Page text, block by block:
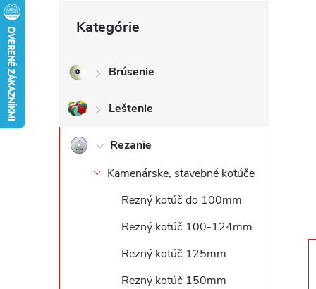
č
n
ý
kategórie
Kategórie
Brúsenie
Leštenie
Rezanie
Kamenárske, stavebné kotúče
Rezný kotúč do 100mm
Rezný kotúč 100-124mm
Rezný kotúč 125mm
Rezný kotúč 150mm